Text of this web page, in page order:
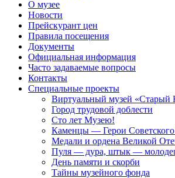
О музее
Новости
Прейскурант цен
Правила посещения
Документы
Официальная информация
Часто задаваемые вопросы
Контакты
Специальные проекты
Виртуальный музей «Старый
Город трудовой доблести
Сто лет Музею!
Каменцы — Герои
Медали и ордена Великой
Пуля — дура, штык —
День памяти и скорби
Тайны музейного фонда